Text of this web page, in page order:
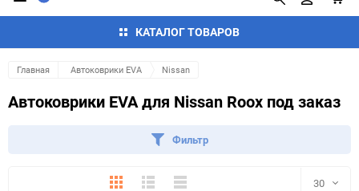
КАТАЛОГ ТОВАРОВ
Главная Автоковрики EVA Nissan
Автоковрики EVA для Nissan Roox под заказ
Фильтр
ПлиткаПодробноКомпактно 30